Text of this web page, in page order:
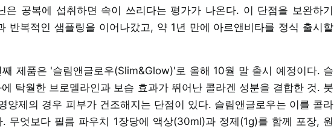
은 공복에 섭취하면 속이 쓰리다는 평가가 나온다. 이 단점을 보완하기
반복적인 샘플링을 이어나갔고, 약 1년 만에 아르앤비타를 정식 출시할
제품은 '슬림앤글로우(Slim&Glow)'로 올해 10월 말 출시 예정이다. 슬
탁월한 브로멜라인과 보습 효과가 뛰어난 콜라겐 성분을 결합한 것. 붓
양제의 경우 피부가 건조해지는 단점이 있다. 슬림앤글로우는 이를 콜라
무엇보다 필름 파우치 1장당에 액상(30ml)과 정제(1g)를 함께 포장, 원